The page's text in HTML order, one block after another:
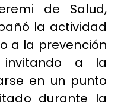
de Salud,
la actividad
a la prevención
a la
en un punto
durante la